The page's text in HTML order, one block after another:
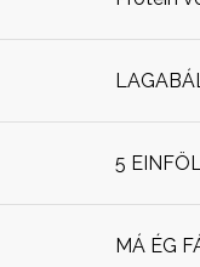
5
MÁ ÉG